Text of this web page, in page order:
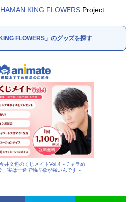
さき
圭
わかな
KING FLOWERS Project.
FLOWERS」のグッズを探す
井文也のくじメイトVol.4～チャラめ
、実は一途で独占欲が強いんです～